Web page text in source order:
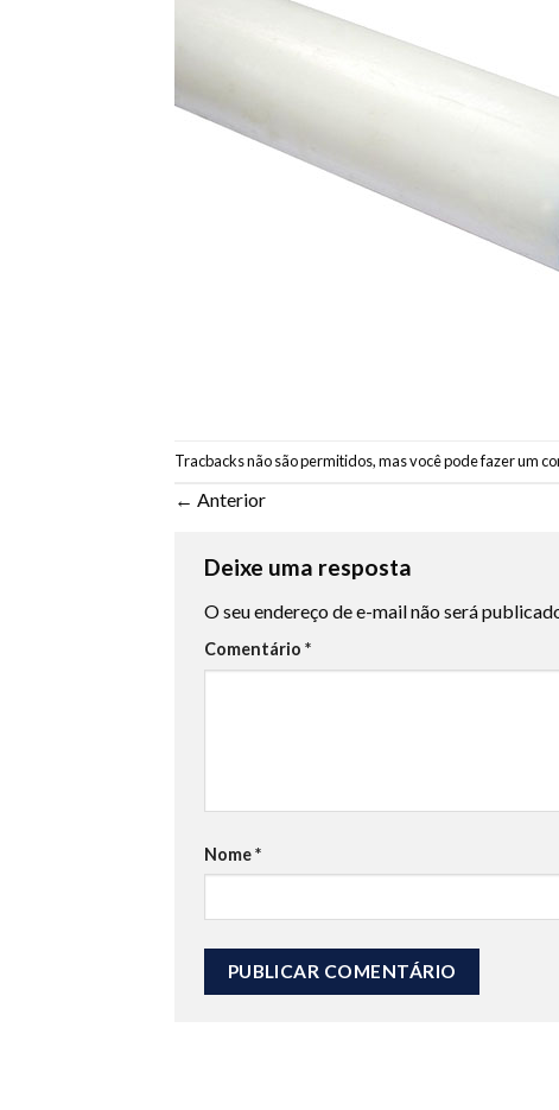
Tracbacks não são permitidos, mas você podefazer um
← Anterior
Deixe uma resposta
O seu endereço de e-mail não será
Comentário *
Nome*